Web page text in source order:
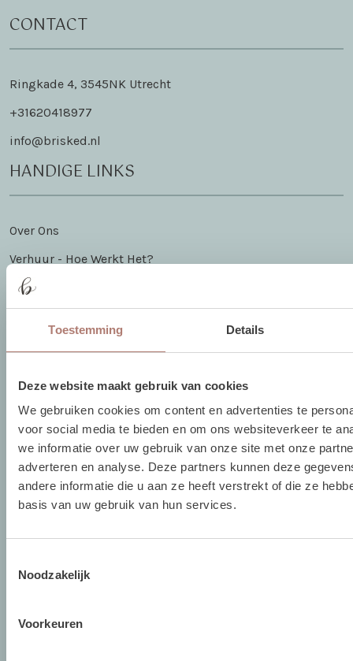
Toestemming Details
Deze website maakt gebruik van cookies
We gebruiken cookies om content en advertenties te
voor social media te bieden en om ons websiteverkeer te
we informatie over uw gebruik van onze site met onze
adverteren en analyse. Deze partners kunnen deze
andere informatie die u aan ze heeft verstrekt of die ze
basis van uw gebruik van hun services.
Noodzakelijk
Voorkeuren
CONTACT
Ringkade 4, 3545NK Utrecht
+31620418977
info@brisked.nl
HANDIGE LINKS
Over Ons
Verhuur - Hoe Werkt Het?
Open dag
The White Barn
BLOG
Bloemen bij Brisked
SOCIAL MEDIA